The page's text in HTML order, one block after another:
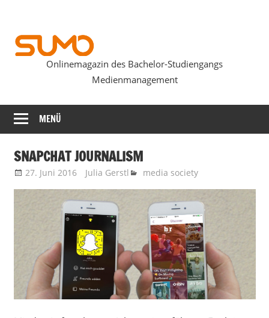
springen
SUMOmag
Onlinemagazin des Bachelor-Studiengangs
Medienmanagement
MENÜ
SNAPCHAT JOURNALISM
27. Juni 2016 Julia Gerstl media society